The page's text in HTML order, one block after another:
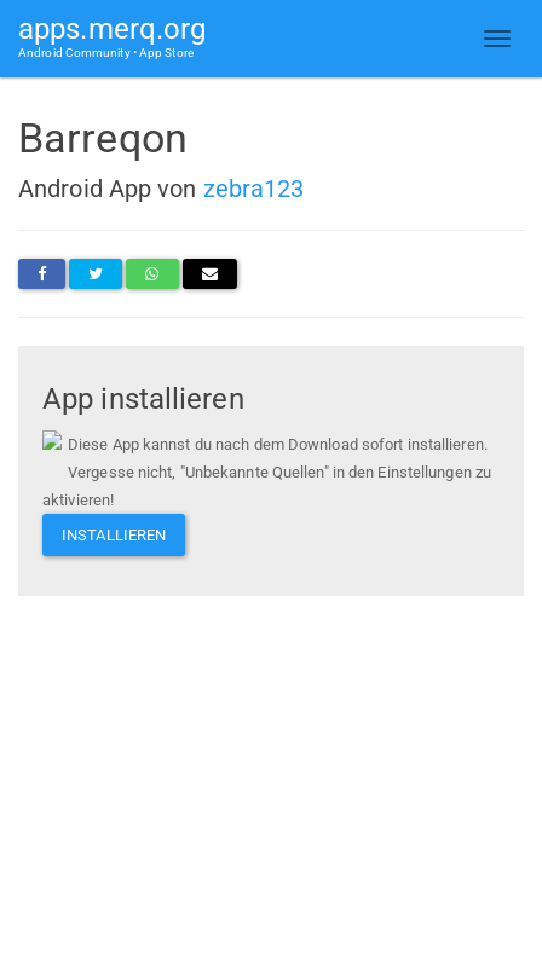
apps.merq.org
Android Community • App Store
Barreqon
Android App von zebra123
App installieren
Diese App kannst du nach dem Download sofort installieren.
Vergesse nicht, "Unbekannte Quellen" in den Einstellungen zu
aktivieren!
INSTALLIEREN